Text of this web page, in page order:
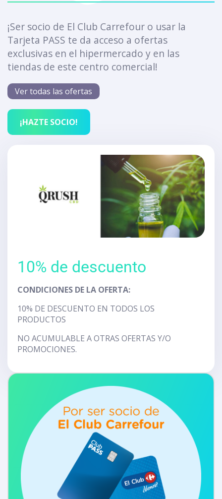
¡Ser socio de El Club Carrefour o usar la
Tarjeta PASS te da acceso a ofertas
exclusivas en el hipermercado y en las
tiendas de este centro comercial!
Ver todas las ofertas
¡HAZTE SOCIO!
10% de descuento
CONDICIONES DE LA OFERTA:
10% DE DESCUENTO EN TODOS LOS
PRODUCTOS
NO ACUMULABLE A OTRAS OFERTAS Y/O
PROMOCIONES.